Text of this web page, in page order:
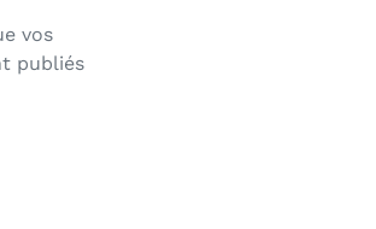
vos
publiés